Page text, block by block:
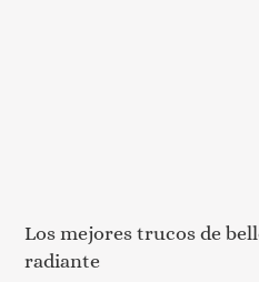
Los mejores trucos de
radiante